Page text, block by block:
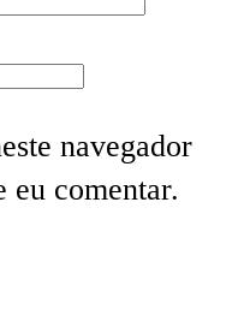
navegador
eu comentar.